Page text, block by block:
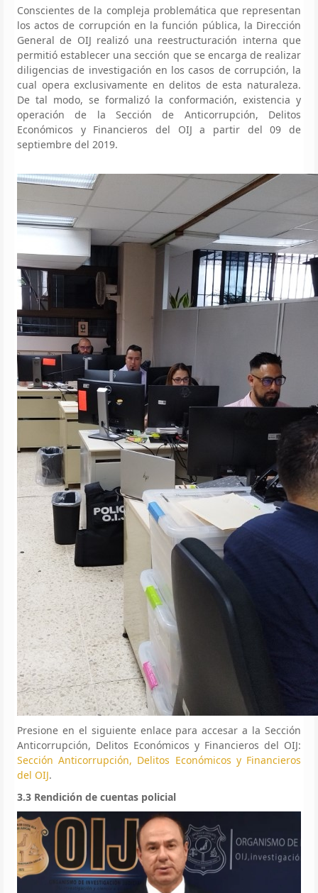
Conscientes de la compleja problemática que representan
los actos de corrupción en la función pública, la Dirección
General de OIJ realizó una reestructuración interna que
permitió establecer una sección que se encarga de realizar
diligencias de investigación en los casos de corrupción, la
cual opera exclusivamente en delitos de esta naturaleza.
De tal modo, se formalizó la conformación, existencia y
operación de la Sección de Anticorrupción, Delitos
Económicos y Financieros del OIJ a partir del 09 de
septiembre del 2019.
Presione en el siguiente enlace para accesar a la Sección
Anticorrupción, Delitos Económicos y Financieros del OIJ:
Sección Anticorrupción, Delitos Económicos y Financieros
del OIJ.
3.3 Rendición de cuentas policial